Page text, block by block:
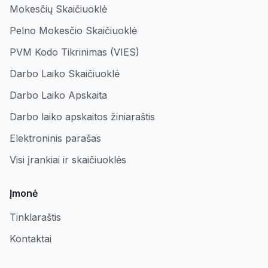
Mokesčių Skaičiuoklė
Pelno Mokesčio Skaičiuoklė
PVM Kodo Tikrinimas (VIES)
Darbo Laiko Skaičiuoklė
Darbo Laiko Apskaita
Darbo laiko apskaitos žiniaraštis
Elektroninis parašas
Visi įrankiai ir skaičiuoklės
Įmonė
Tinklaraštis
Kontaktai